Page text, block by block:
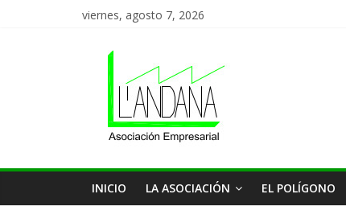
viernes, agosto 7, 2026
Asociación
de
Empresas
L'Andana
INICIO LA ASOCIACIÓN EL POLÍGONO